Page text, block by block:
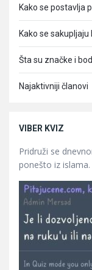
Kako se postavlja
Kako se sakupljaju
Šta su značke i
Najaktivniji članovi
VIBER KVIZ
Pridruži se
ponešto iz islama.